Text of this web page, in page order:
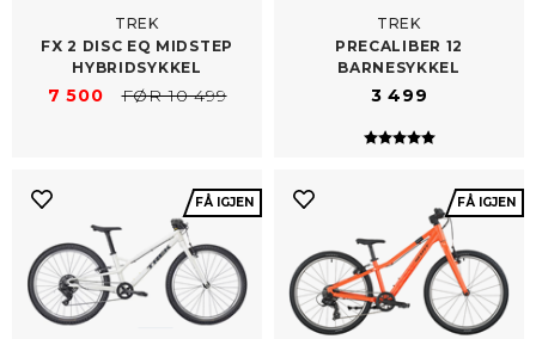
TREK
FX 2 DISC EQ MIDSTEP
HYBRIDSYKKEL
7 500 FØR 10 499
TREK
PRECALIBER 12
BARNESYKKEL
3 499
Karakter:
5.0 av 5
FÅ IGJEN FÅ IGJEN